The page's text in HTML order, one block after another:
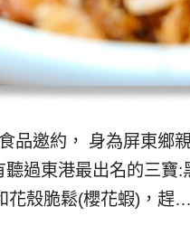
品邀約， 身為屏東鄉
過東港最出名的三寶
花殼脆鬆(櫻花蝦)，趕…